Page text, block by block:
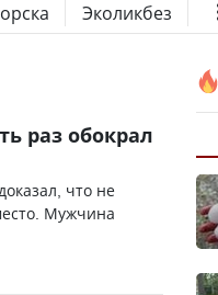
Эколикбез
раз обокрал
что не
Мужчина